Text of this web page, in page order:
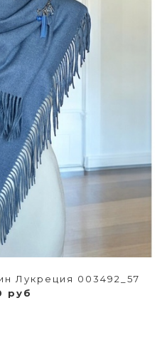
Лукреция 003492_57
руб